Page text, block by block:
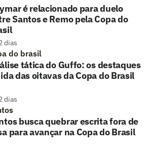
é relacionado para duelo
Santos e Remo pela Copa do
dias
do brasil
tática do Guffo: os destaques
das oitavas da Copa do Brasil
dias
busca quebrar escrita fora de
para avançar na Copa do Brasil